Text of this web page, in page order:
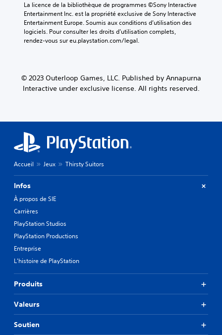
a
u
d
i
o
La licence de la bibliothèque de programmes ©Sony Interactive
Entertainment Inc. est la propriété exclusive de Sony Interactive
Entertainment Europe. Soumis aux conditions d’utilisation des
logiciels. Pour consulter les droits d’utilisation complets,
rendez-vous sur eu.playstation.com/legal.
© 2023 Outerloop Games, LLC. Published by Annapurna
Interactive under exclusive license. All rights reserved.
Accueil Jeux Thirsty Suitors
Infos
À propos de SIE
Carrières
PlayStation Studios
PlayStation Productions
Entreprise
L'histoire de PlayStation
Produits
Valeurs
Soutien